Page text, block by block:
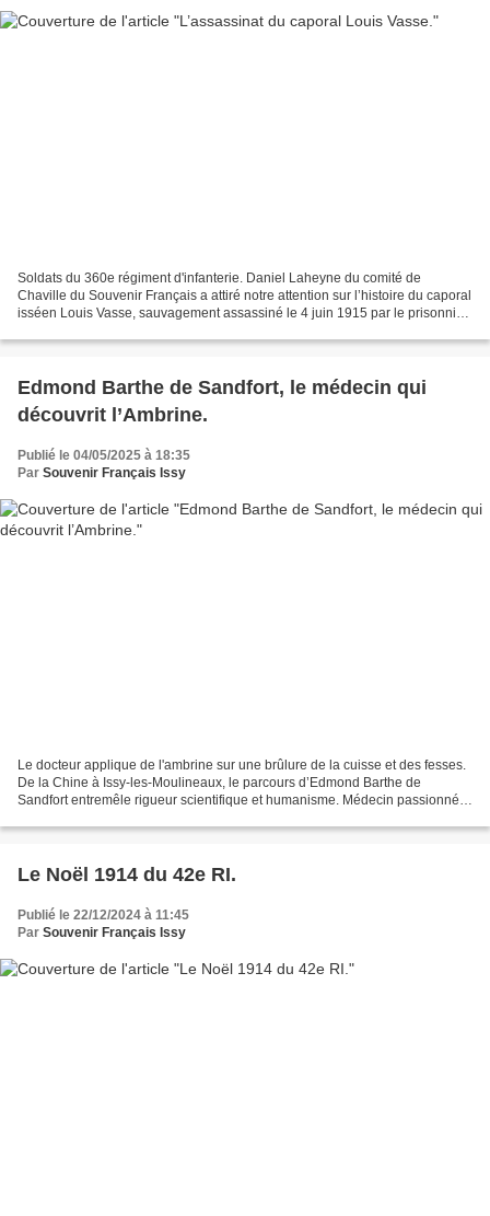
Soldats du 360e régiment d'infanterie. Daniel Laheyne du comité de
Chaville du Souvenir Français a attiré notre attention sur l’histoire du caporal
isséen Louis Vasse, sauvagement assassiné le 4 juin 1915 par le prisonnier
Edmond Barthe de Sandfort, le médecin qui
découvrit l’Ambrine.
Publié le 04/05/2025 à 18:35
Par Souvenir Français Issy
Le docteur applique de l'ambrine sur une brûlure de la cuisse et des fesses.
De la Chine à Issy-les-Moulineaux, le parcours d’Edmond Barthe de
Sandfort entremêle rigueur scientifique et humanisme. Médecin passionné, il
Le Noël 1914 du 42e RI.
Publié le 22/12/2024 à 11:45
Par Souvenir Français Issy